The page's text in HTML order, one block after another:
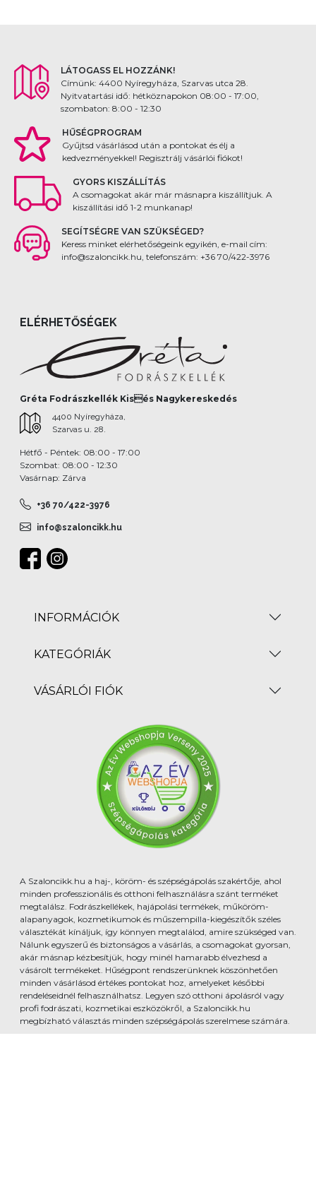
LÁTOGASS EL HOZZÁNK!
Címünk: 4400 Nyíregyháza, Szarvas utca 28.
Nyitvatartási idő: hétköznapokon 08:00 - 17:00,
szombaton: 8:00 - 12:30
HŰSÉGPROGRAM
Gyűjtsd vásárlásod után a pontokat és élj a
kedvezményekkel! Regisztrálj vásárlói fiókot!
GYORS KISZÁLLÍTÁS
A csomagokat akár már másnapra kiszállítjuk. A
kiszállítási idő 1-2 munkanap!
SEGÍTSÉGRE VAN SZÜKSÉGED?
Keress minket elérhetőségeink egyikén, e-mail cím:
info@szaloncikk.hu, telefonszám: +36 70/422-3976
ELÉRHETŐSÉGEK
Gréta Fodrászkellék Kisés Nagykereskedés
4400 Nyíregyháza,
Szarvas u. 28.
Hétfő - Péntek: 08:00 - 17:00
Szombat: 08:00 - 12:30
Vasárnap: Zárva
+36 70/422-3976
info@szaloncikk.hu
INFORMÁCIÓK
KATEGÓRIÁK
VÁSÁRLÓI FIÓK
A Szaloncikk.hu a haj-, köröm- és szépségápolás szakértője, ahol
minden professzionális és otthoni felhasználásra szánt terméket
megtalálsz. Fodrászkellékek, hajápolási termékek, műköröm-
alapanyagok, kozmetikumok és műszempilla-kiegészítők széles
választékát kínáljuk, így könnyen megtalálod, amire szükséged van.
Nálunk egyszerű és biztonságos a vásárlás, a csomagokat gyorsan,
akár másnap kézbesítjük, hogy minél hamarabb élvezhesd a
vásárolt termékeket. Hűségpont rendszerünknek köszönhetően
minden vásárlásod értékes pontokat hoz, amelyeket későbbi
rendeléseidnél felhasználhatsz. Legyen szó otthoni ápolásról vagy
profi fodrászati, kozmetikai eszközökről, a Szaloncikk.hu
megbízható választás minden szépségápolás szerelmese számára.